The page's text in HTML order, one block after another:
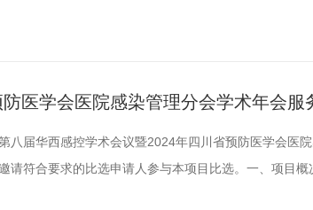
人：衡女士联系方式：028-86026626二、采购单位信
医学会医院感染管理分会学术年会服
八届华西感控学术会议暨2024年四川省预防医学会医
符合要求的比选申请人参与本项目比选。一、项目概
术会议暨2024年四川省预防医学会医院感染管理分会